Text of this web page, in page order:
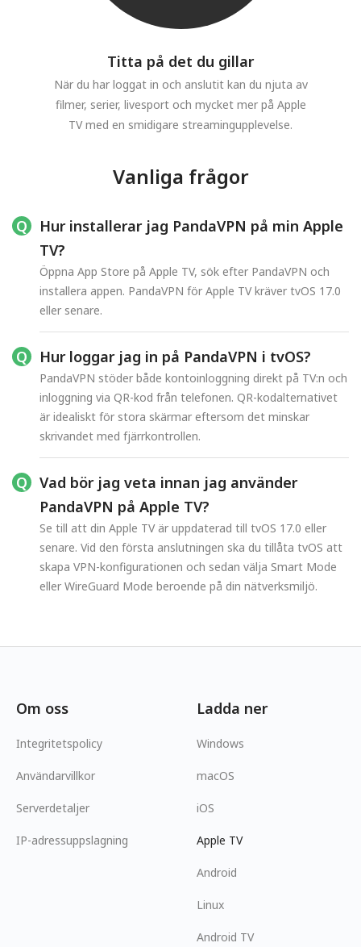
Titta på det du gillar
När du har loggat in och anslutit kan du njuta av
filmer, serier, livesport och mycket mer på Apple
TV med en smidigare streamingupplevelse.
Vanliga frågor
Hur installerar jag PandaVPN på min Apple
TV?
Öppna App Store på Apple TV, sök efter PandaVPN och
installera appen. PandaVPN för Apple TV kräver tvOS 17.0
eller senare.
Hur loggar jag in på PandaVPN i tvOS?
PandaVPN stöder både kontoinloggning direkt på TV:n och
inloggning via QR-kod från telefonen. QR-kodalternativet
är idealiskt för stora skärmar eftersom det minskar
skrivandet med fjärrkontrollen.
Vad bör jag veta innan jag använder
PandaVPN på Apple TV?
Se till att din Apple TV är uppdaterad till tvOS 17.0 eller
senare. Vid den första anslutningen ska du tillåta tvOS att
skapa VPN-konfigurationen och sedan välja Smart Mode
eller WireGuard Mode beroende på din nätverksmiljö.
Om oss
Integritetspolicy
Användarvillkor
Serverdetaljer
IP-adressuppslagning
Ladda ner
Windows
macOS
iOS
Apple TV
Android
Linux
Android TV